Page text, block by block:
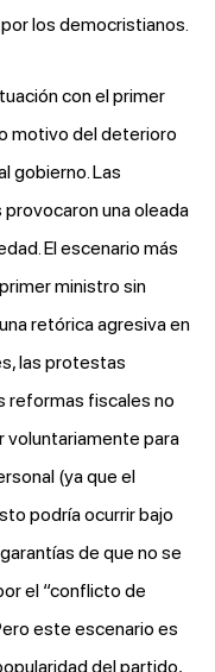
los democristianos.
con el primer
motivo del deterioro
gobierno. Las
provocaronuna oleada
El escenario más
ministro sin
retórica agresiva en
las protestas
reformas fiscales no
voluntariamente para
(ya que el
podría ocurrir bajo
de que no se
el “conflicto de
este escenario es
del partido,